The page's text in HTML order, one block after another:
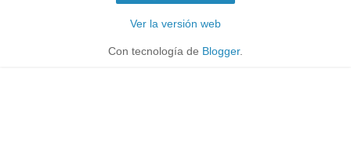
Ver la versión web
Con tecnología de Blogger.